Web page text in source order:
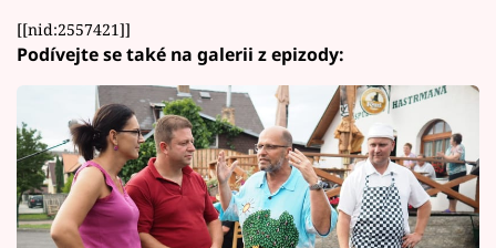
[[nid:2557421]]
Podívejte se také na galerii z epizody: